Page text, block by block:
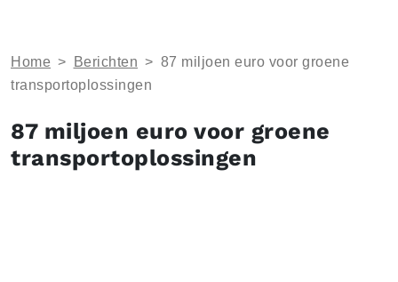
Home > Berichten > 87 miljoen euro voor groene
transportoplossingen
87 miljoen euro voor groene
transportoplossingen